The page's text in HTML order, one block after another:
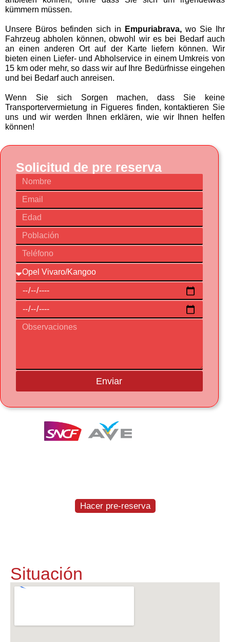
kümmern müssen.
Unsere Büros befinden sich in Empuriabrava, wo Sie Ihr
Fahrzeug abholen können, obwohl wir es bei Bedarf auch
an einen anderen Ort auf der Karte liefern können. Wir
bieten einen Liefer- und Abholservice in einem Umkreis von
15 km oder mehr, so dass wir auf Ihre Bedürfnisse eingehen
und bei Bedarf auch anreisen.
Wenn Sie sich Sorgen machen, dass Sie keine
Transportervermietung in Figueres finden, kontaktieren Sie
uns und wir werden Ihnen erklären, wie wir Ihnen helfen
können!
Solicitud de pre reserva
Enviar
Hacer pre-reserva
Situación